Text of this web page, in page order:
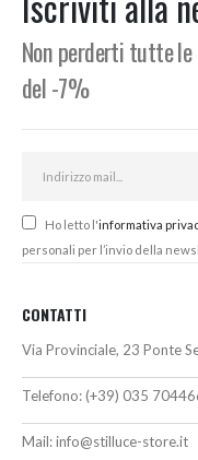
Non perderti tutte
del -7%
Ho letto l'informativa
personali per l’invio della
CONTATTI
Via Provinciale, 23 Ponte
Telefono: (+39) 035
Mail:info@stilluce-store.it